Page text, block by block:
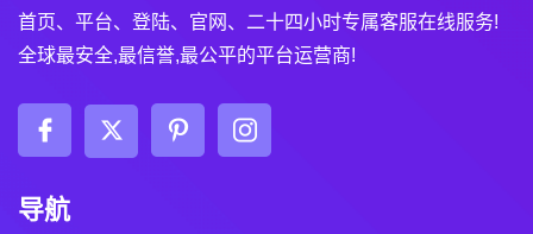
首页、平台、登陆、官网、二十四小时专属客服在线服务!
全球最安全,最信誉,最公平的平台运营商!
导航